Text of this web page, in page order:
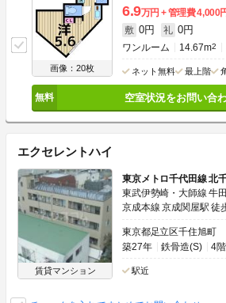
画像：20枚
6.9万円 管理費4,000
敷 0円 礼 0円
ワンルーム 14.67m2
ネット無料 最上階
空室状況をお問い合
エクセレントハイ
賃貸マンション
東京メトロ千代田線 北
東武伊勢崎・大師線 牛
京成本線 京成関屋駅 徒
東京都足立区千住旭町
築27年
鉄骨造(S) 4
駅近